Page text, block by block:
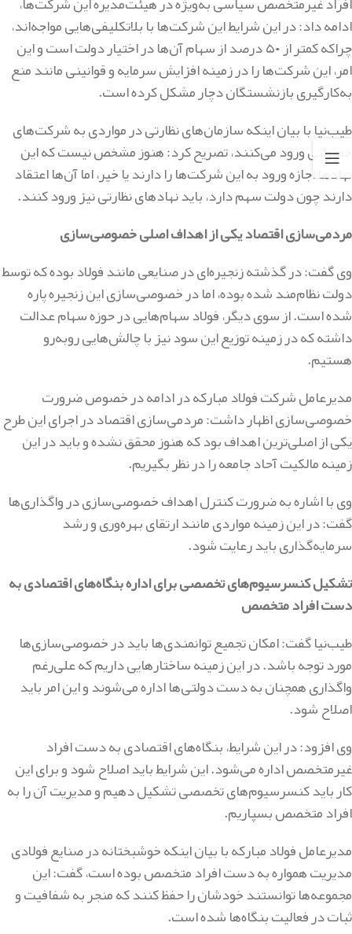
ادامه داد: در این شرایط این شرکت‌ها با بلاتکلیفی‌هایی مواجه‌اند،
چراکه کمتر از ۵۰ درصد از سهام آن‌ها در اختیار دولت است و این
امر، این شرکت‌ها را در زمینه افزایش سرمایه و قوانینی مانند منع
به‌کارگیری بازنشستگان دچار مشکل کرده است.
طیب‌نیا با بیان اینکه سازمان‌های نظارتی در مواردی به شرکت‌های
خصولتی ورود می‌کنند، تصریح کرد: هنوز مشخص نیست که این
نهادها اجازه ورود به این شرکت‌ها را دارند یا خیر، اما آن‌ها اعتقاد
دارند چون دولت سهم دارد، باید نهادهای نظارتی نیز ورود کنند.
مردمی‌سازی اقتصاد یکی از اهداف اصلی خصوصی‌سازی
وی گفت: در گذشته زنجیره‌ای در صنایعی مانند فولاد بوده که توسط
دولت نظام‌مند شده بوده، اما در خصوصی‌سازی این زنجیره پاره
شده است. از سوی دیگر، فولاد سهام‌هایی در حوزه سهام عدالت
داشته که در زمینه توزیع این سود نیز با چالش‌هایی روبه‌رو
هستیم.
مدیرعامل شرکت فولاد مبارکه در ادامه در خصوص ضرورت
خصوصی‌سازی اظهار داشت: مردمی‌سازی اقتصاد در اجرای این طرح
یکی از اصلی‌ترین اهداف بود که هنوز محقق نشده و باید در این
زمینه مالکیت آحاد جامعه را در نظر بگیریم.
وی با اشاره به ضرورت کنترل اهداف خصوصی‌سازی در واگذاری‌ها
گفت: در این زمینه مواردی مانند ارتقای بهره‌وری و رشد
سرمایه‌گذاری باید رعایت شود.
تشکیل کنسرسیوم‌های تخصصی برای اداره بنگاه‌های اقتصادی به
دست افراد متخصص
طیب‌نیا گفت: امکان تجمیع توانمندی‌ها باید در خصوصی‌سازی‌ها
مورد توجه باشد. در این زمینه ساختار‌هایی داریم که علی‌رغم
واگذاری همچنان به دست دولتی‌ها اداره می‌شوند و این امر باید
اصلاح شود.
وی افزود: در این شرایط، بنگاه‌های اقتصادی به دست افراد
غیرمتخصص اداره می‌شود. این شرایط باید اصلاح شود و برای این
کار باید کنسرسیوم‌های تخصصی تشکیل دهیم و مدیریت آن را به
افراد متخصص بسپاریم.
مدیرعامل فولاد مبارکه با بیان اینکه خوشبختانه در صنایع فولادی
مدیریت همواره به دست افراد متخصص بوده است، گفت: این
مجموعه‌ها توانستند خودشان را حفظ کنند که منجر به شفافیت و
ثبات در فعالیت بنگاه‌ها شده است.